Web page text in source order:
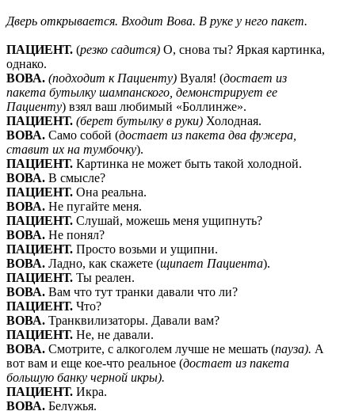
Дверь открывается. Входит Вова. В руке у него пакет.
ПАЦИЕНТ. (резко садится) О, снова ты? Яркая картинка,
однако.
ВОВА. (подходит к Пациенту) Вуаля! (достает из
пакета бутылку шампанского, демонстрирует ее
Пациенту) взял ваш любимый «Боллинже».
ПАЦИЕНТ. (берет бутылку в руки) Холодная.
ВОВА. Само собой (достает из пакета два фужера,
ставит их на тумбочку).
ПАЦИЕНТ. Картинка не может быть такой холодной.
ВОВА. В смысле?
ПАЦИЕНТ. Она реальна.
ВОВА. Не пугайте меня.
ПАЦИЕНТ. Слушай, можешь меня ущипнуть?
ВОВА. Не понял?
ПАЦИЕНТ. Просто возьми и ущипни.
ВОВА. Ладно, как скажете (щипает Пациента).
ПАЦИЕНТ. Ты реален.
ВОВА. Вам что тут транки давали что ли?
ПАЦИЕНТ. Что?
ВОВА. Транквилизаторы. Давали вам?
ПАЦИЕНТ. Не, не давали.
ВОВА. Смотрите, с алкоголем лучше не мешать (пауза). А
вот вам и еще кое-что реальное (достает из пакета
большую банку черной икры).
ПАЦИЕНТ. Икра.
ВОВА. Белужья.